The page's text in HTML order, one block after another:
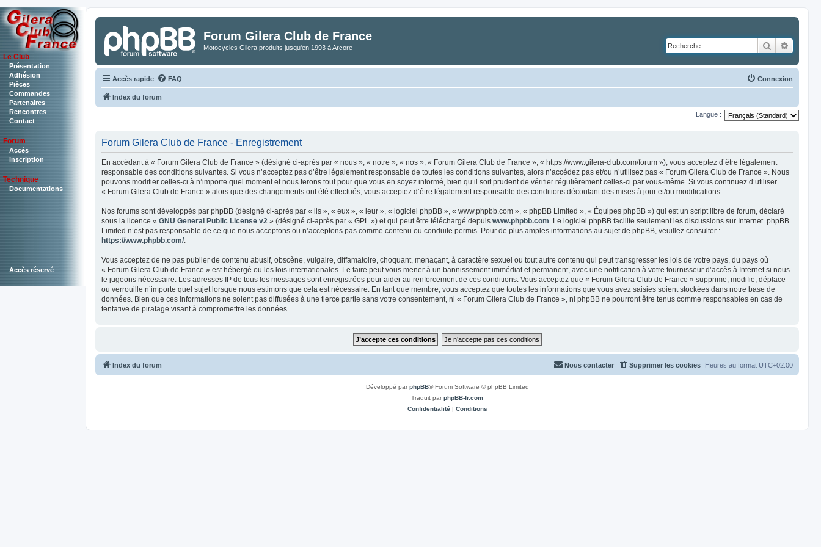
Le Club
Présentation
Adhésion
Pièces
Commandes
Partenaires
Rencontres
Contact
Forum
Accès
inscription
Technique
Documentations
Accès réservé
Forum Gilera Club de France
Motocycles Gilera produits jusqu'en 1993 à Arcore Rechercher
Accès rapide FAQ Connexion
Index du forum
Langue :
Forum Gilera Club de France - Enregistrement
En accédant à « Forum Gilera Club de France » (désigné ci-après par « nous », « notre », « nos », « Forum Gilera Club de France », « https://www.gilera-club.com/forum »), vous acceptez d’être légalement
responsable des conditions suivantes. Si vous n’acceptez pas d’être légalement responsable de toutes les conditions suivantes, alors n’accédez pas et/ou n’utilisez pas « Forum Gilera Club de France ». Nous
pouvons modifier celles-ci à n’importe quel moment et nous ferons tout pour que vous en soyez informé, bien qu’il soit prudent de vérifier régulièrement celles-ci par vous-même. Si vous continuez d’utiliser
« Forum Gilera Club de France » alors que des changements ont été effectués, vous acceptez d’être légalement responsable des conditions découlant des mises à jour et/ou modifications.
Nos forums sont développés par phpBB (désigné ci-après par « ils », « eux », « leur », « logiciel phpBB », « www.phpbb.com », « phpBB Limited », « Équipes phpBB ») qui est un script libre de forum, déclaré
sous la licence « GNU General Public License v2 » (désigné ci-après par « GPL ») et qui peut être téléchargé depuis www.phpbb.com. Le logiciel phpBB facilite seulement les discussions sur Internet. phpBB
Limited n’est pas responsable de ce que nous acceptons ou n’acceptons pas comme contenu ou conduite permis. Pour de plus amples informations au sujet de phpBB, veuillez consulter :
https://www.phpbb.com/.
Vous acceptez de ne pas publier de contenu abusif, obscène, vulgaire, diffamatoire, choquant, menaçant, à caractère sexuel ou tout autre contenu qui peut transgresser les lois de votre pays, du pays où
« Forum Gilera Club de France » est hébergé ou les lois internationales. Le faire peut vous mener à un bannissement immédiat et permanent, avec une notification à votre fournisseur d’accès à Internet si nous
le jugeons nécessaire. Les adresses IP de tous les messages sont enregistrées pour aider au renforcement de ces conditions. Vous acceptez que « Forum Gilera Club de France » supprime, modifie, déplace
ou verrouille n’importe quel sujet lorsque nous estimons que cela est nécessaire. En tant que membre, vous acceptez que toutes les informations que vous avez saisies soient stockées dans notre base de
données. Bien que ces informations ne soient pas diffusées à une tierce partie sans votre consentement, ni « Forum Gilera Club de France », ni phpBB ne pourront être tenus comme responsables en cas de
tentative de piratage visant à compromettre les données.
Index du forum Heures au format UTC+02:00
Supprimer les cookies
Nous contacter
Développé parphpBB® Forum Software © phpBB Limited
Traduit parphpBB-fr.com
Confidentialité| Conditions